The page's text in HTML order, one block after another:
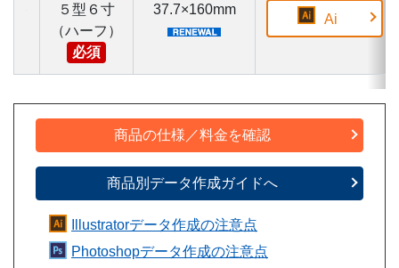
５型６寸
（ハーフ）
必須
37.7×160mm
Ai
商品の仕様／料金を確認
商品別データ作成ガイドへ
Illustratorデータ作成の注意点
Photoshopデータ作成の注意点